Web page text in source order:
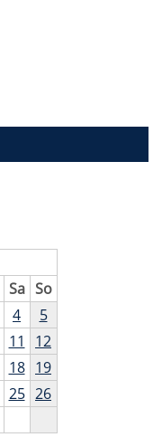
Sa So
4
5
11
12
18 19
25 26